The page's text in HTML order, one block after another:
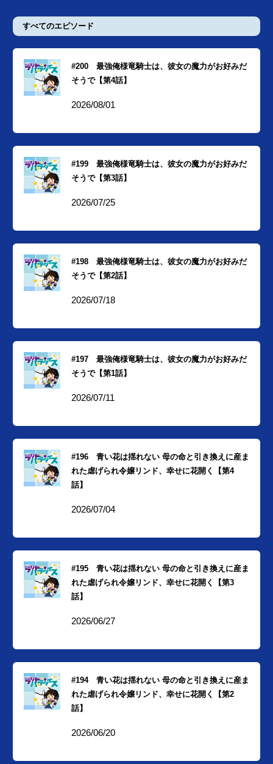
すべてのエピソード
#200 最強俺様竜騎士は、彼女の魔力がお好みだ
そうで【第4話】
2026/08/01
#199 最強俺様竜騎士は、彼女の魔力がお好みだ
そうで【第3話】
2026/07/25
#198 最強俺様竜騎士は、彼女の魔力がお好みだ
そうで【第2話】
2026/07/18
#197 最強俺様竜騎士は、彼女の魔力がお好みだ
そうで【第1話】
2026/07/11
#196 青い花は揺れない 母の命と引き換えに産ま
れた虐げられ令嬢リンド、幸せに花開く【第4
話】
2026/07/04
#195 青い花は揺れない 母の命と引き換えに産ま
れた虐げられ令嬢リンド、幸せに花開く【第3
話】
2026/06/27
#194 青い花は揺れない 母の命と引き換えに産ま
れた虐げられ令嬢リンド、幸せに花開く【第2
話】
2026/06/20